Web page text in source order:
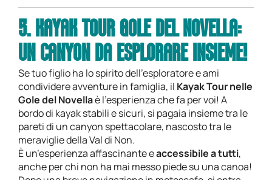
5. KAYAK TOUR GOLE DEL NOVELLA:
UN CANYON DA ESPLORARE INSIEME!
Se tuo figlio ha lo spirito dell’esploratore e ami
condividere avventure in famiglia, il Kayak Tour nelle
Gole del Novellaè l’esperienza che fa per voi! A
bordo di kayak stabili e sicuri, si pagaia insieme tra le
pareti di un canyon spettacolare, nascosto tra le
meraviglie della Val di Non.
È un’esperienza affascinante eaccessibile a tutti,
anche per chi non ha mai messo piede su una canoa!